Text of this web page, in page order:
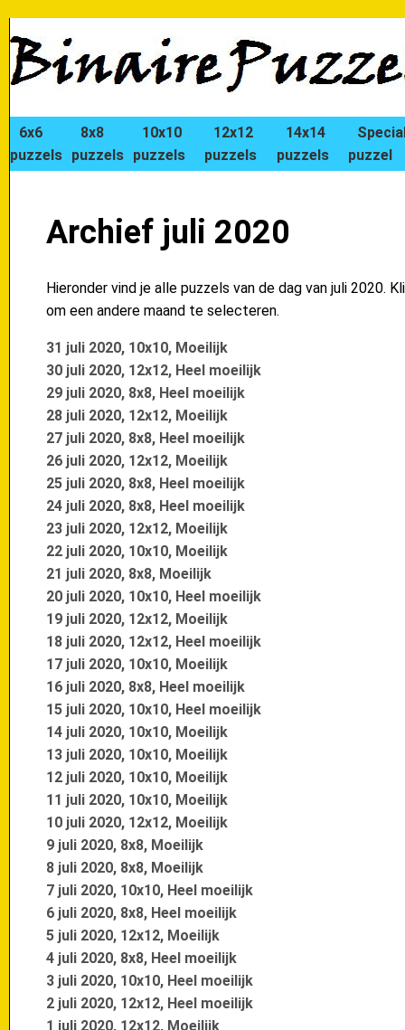
6x6
puzzels
8x8
puzzels
10x10
puzzels
12x12
puzzels
14x14
puzzels
puzzel
Archief juli 2020
Hieronder vind je alle puzzels van de dag van juli 2020.
om een andere maand te selecteren.
31 juli 2020, 10x10, Moeilijk
30 juli 2020, 12x12, Heel moeilijk
29 juli 2020, 8x8, Heel moeilijk
28 juli 2020, 12x12, Moeilijk
27 juli 2020, 8x8, Heel moeilijk
26 juli 2020, 12x12, Moeilijk
25 juli 2020, 8x8, Heel moeilijk
24 juli 2020, 8x8, Heel moeilijk
23 juli 2020, 12x12, Moeilijk
22 juli 2020, 10x10, Moeilijk
21 juli 2020, 8x8, Moeilijk
20 juli 2020, 10x10, Heel moeilijk
19 juli 2020, 12x12, Moeilijk
18 juli 2020, 12x12, Heel moeilijk
17 juli 2020, 10x10, Moeilijk
16 juli 2020, 8x8, Heel moeilijk
15 juli 2020, 10x10, Heel moeilijk
14 juli 2020, 10x10, Moeilijk
13 juli 2020, 10x10, Moeilijk
12 juli 2020, 10x10, Moeilijk
11 juli 2020, 10x10, Moeilijk
10 juli 2020, 12x12, Moeilijk
9 juli 2020, 8x8, Moeilijk
8 juli 2020, 8x8, Moeilijk
7 juli 2020, 10x10, Heel moeilijk
6 juli 2020, 8x8, Heel moeilijk
5 juli 2020, 12x12, Moeilijk
4 juli 2020, 8x8, Heel moeilijk
3 juli 2020, 10x10, Heel moeilijk
2 juli 2020, 12x12, Heel moeilijk
1 juli 2020, 12x12, Moeilijk